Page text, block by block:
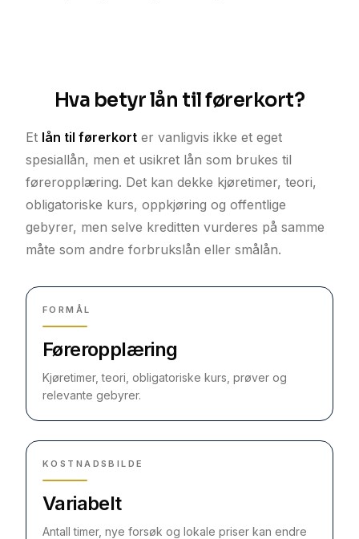
Hva betyr lån til førerkort?
Et lån til førerkort er vanligvis ikke et eget
spesiallån, men et usikret lån som brukes til
føreropplæring. Det kan dekke kjøretimer, teori,
obligatoriske kurs, oppkjøring og offentlige
gebyrer, men selve kreditten vurderes på samme
måte som andre forbrukslån eller smålån.
FORMÅL
Føreropplæring
Kjøretimer, teori, obligatoriske kurs, prøver og
relevante gebyrer.
KOSTNADSBILDE
Variabelt
Antall timer, nye forsøk og lokale priser kan endre